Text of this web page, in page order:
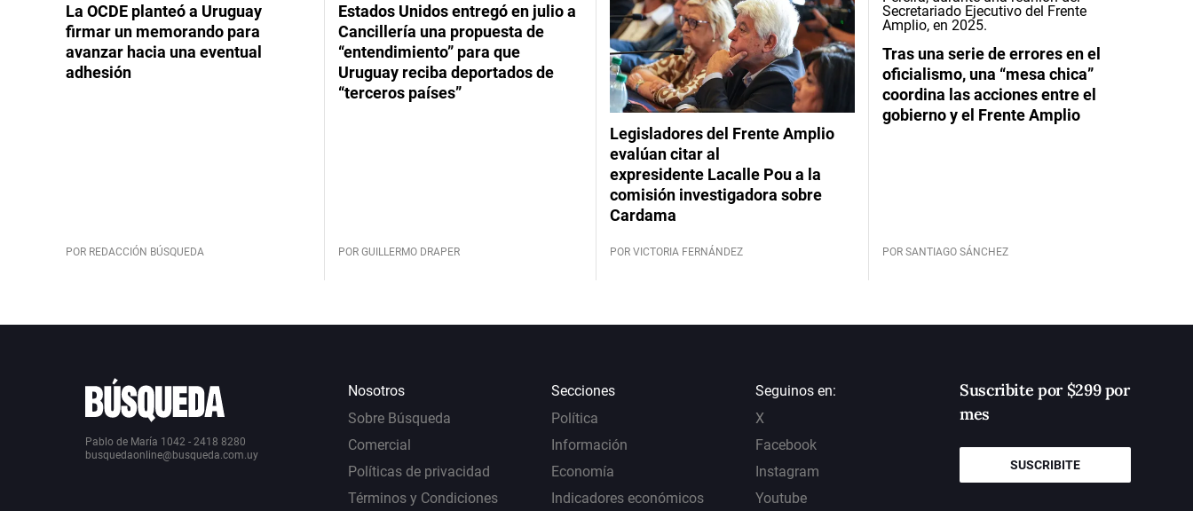
La OCDE planteó a Uruguay
firmar un memorando para
avanzar hacia una eventual
adhesión
POR REDACCIÓN BÚSQUEDA
Estados Unidos entregó en julio a
Cancillería una propuesta de
“entendimiento” para que
Uruguay reciba deportados de
“terceros países”
POR GUILLERMO DRAPER
Legisladores del Frente Amplio
evalúan citar al
expresidente Lacalle Pou a la
comisión investigadora sobre
Cardama
POR VICTORIA FERNÁNDEZ
Tras una serie de errores en el
oficialismo, una “mesa chica”
coordina las acciones entre el
gobierno y el Frente Amplio
POR SANTIAGO SÁNCHEZ
Pablo de María 1042 - 2418 8280
busquedaonline@busqueda.com.uy
Nosotros
Sobre Búsqueda
Comercial
Políticas de privacidad
Términos y Condiciones
Secciones
Política
Información
Economía
Indicadores económicos
Seguinos en:
X
Facebook
Instagram
Youtube
Suscribite por $299 por
mes
SUSCRIBITE